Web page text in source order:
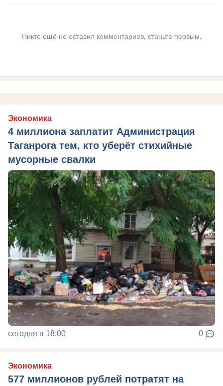
Никто ещё не оставил комментариев, станьте первым.
Экономика
4 миллиона заплатит Администрация
Таганрога тем, кто уберёт стихийные
мусорные свалки
сегодня в 18:00 0
Экономика
577 миллионов рублей потратят на